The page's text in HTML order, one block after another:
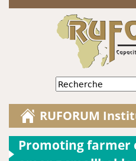
Jump to
Recherche
RUFORUM
Promoting farmer